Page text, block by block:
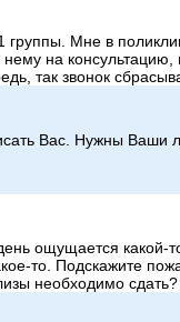
группы. Мне в
на консультацию,
так звонок
Вас. Нужны Ваши
ощущается какой-
то. Подскажите
необходимо сдать?